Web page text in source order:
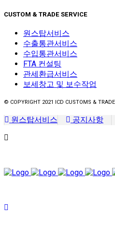
CUSTOM & TRADE SERVICE
원스탑서비스
수출통관서비스
수입통관서비스
FTA 컨설팅
관세환급서비스
보세창고 및 보수작업
© COPYRIGHT 2021 ICD CUSTOMS & TRADE
원스탑서비스 공지사항